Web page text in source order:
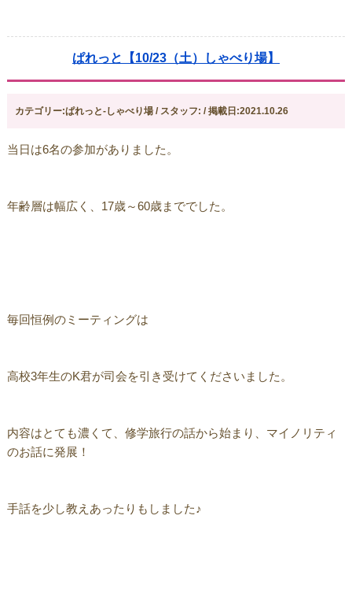
ぱれっと【10/23（土）しゃべり場】
カテゴリー:ぱれっと-しゃべり場 / スタッフ: / 掲載日:2021.10.26
当日は6名の参加がありました。
年齢層は幅広く、17歳～60歳まででした。
毎回恒例のミーティングは
高校3年生のK君が司会を引き受けてくださいました。
内容はとても濃くて、修学旅行の話から始まり、マイノリティ
のお話に発展！
手話を少し教えあったりもしました♪